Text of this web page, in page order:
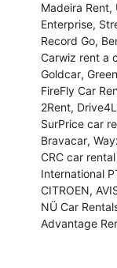
Madeira Rent
Enterprise
Record Go
Carwiz rent a
Goldcar
FireFly Car
2Rent
SurPrice car
Bravacar
CRC car
International
CITROEN
NÜ Car
Advantage